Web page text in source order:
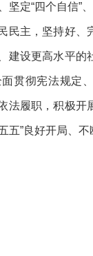
坚定“四个自信”
民主，坚持好
建设更高水平
贯彻宪法规定
法履职，积极
五”良好开局、